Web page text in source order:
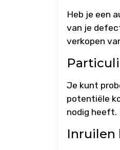
Heb je een
van je
verkopen
Je kunt
potentiële
nodig heeft.
Inruilen